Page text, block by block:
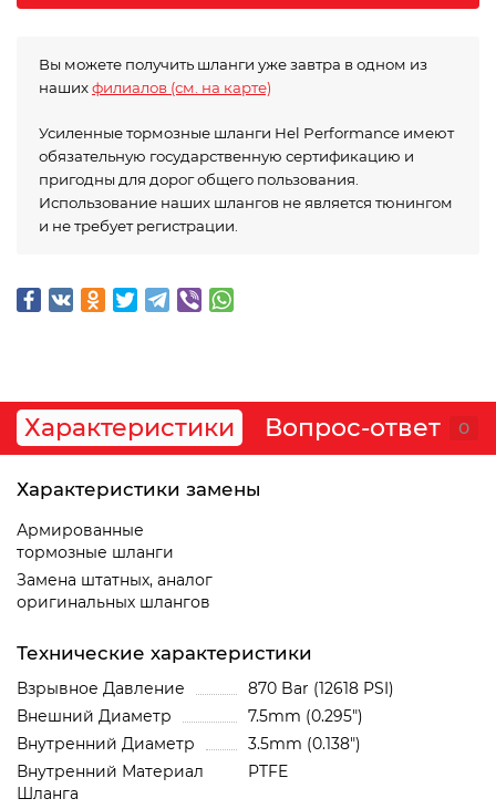
Вы можете получить шланги уже завтра в одном из
нашихфилиалов (см. на карте)
Усиленные тормозные шланги Hel Performance имеют
обязательную государственную сертификацию и
пригодны для дорог общего пользования.
Использование наших шлангов не является тюнингом
и не требует регистрации.
Характеристики Вопрос-ответ 0
Характеристики замены
Армированные
тормозные шланги
Замена штатных, аналог
оригинальных шлангов
Технические характеристики
Взрывное Давление
870 Bar (12618 PSI)
Внешний Диаметр
7.5mm (0.295")
Внутренний Диаметр
3.5mm (0.138")
Внутренний Материал
Шланга
PTFE